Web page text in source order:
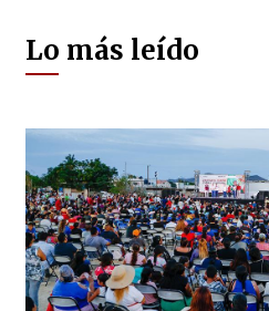
Lo más leído